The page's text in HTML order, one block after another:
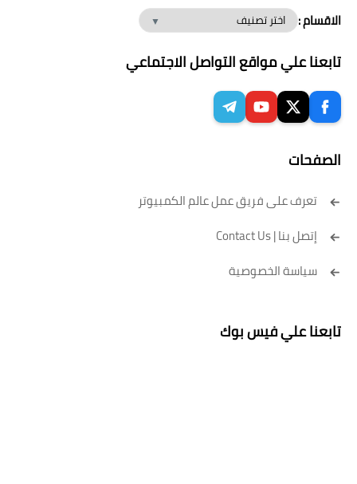
الاقسام :
تابعنا علي مواقع التواصل الاجتماعي
الصفحات
تعرف على فريق عمل عالم الكمبيوتر
إتصل بنا | Contact Us
سياسة الخصوصية
تابعنا علي فيس بوك